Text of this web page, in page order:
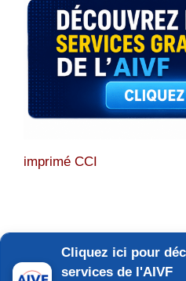
imprimé CCI
Cliquez ici pour
services de l'AIVF